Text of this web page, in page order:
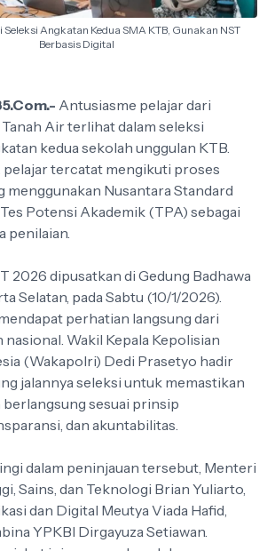
Seleksi Angkatan Kedua SMA KTB, Gunakan NST
Berbasis Digital
Antusiasme pelajar dari
Air terlihat dalam seleksi
kedua sekolah unggulan KTB.
pelajar tercatat mengikuti proses
menggunakan Nusantara Standard
Potensi Akademik (TPA) sebagai
penilaian.
2026 dipusatkan di Gedung Badhawa
Selatan, pada Sabtu (10/1/2026).
perhatian langsung dari
Wakil Kepala Kepolisian
(Wakapolri) Dedi Prasetyo hadir
jalannya seleksi untuk memastikan
sesuai prinsip
dan akuntabilitas.
dalam peninjauan tersebut, Menteri
Sains, dan Teknologi Brian Yuliarto,
dan Digital Meutya Viada Hafid,
YPKBI Dirgayuza Setiawan.